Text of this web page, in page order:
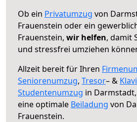
Ob ein Privatumzug von
Frauenstein oder ein
Frauenstein, wir helfen, damit
und stressfrei umziehen
Allzeit bereit für Ihren
Seniorenumzug, Tresor– &
Studentenumzug in Darmstadt,
eine optimale Beiladung von
Frauenstein.